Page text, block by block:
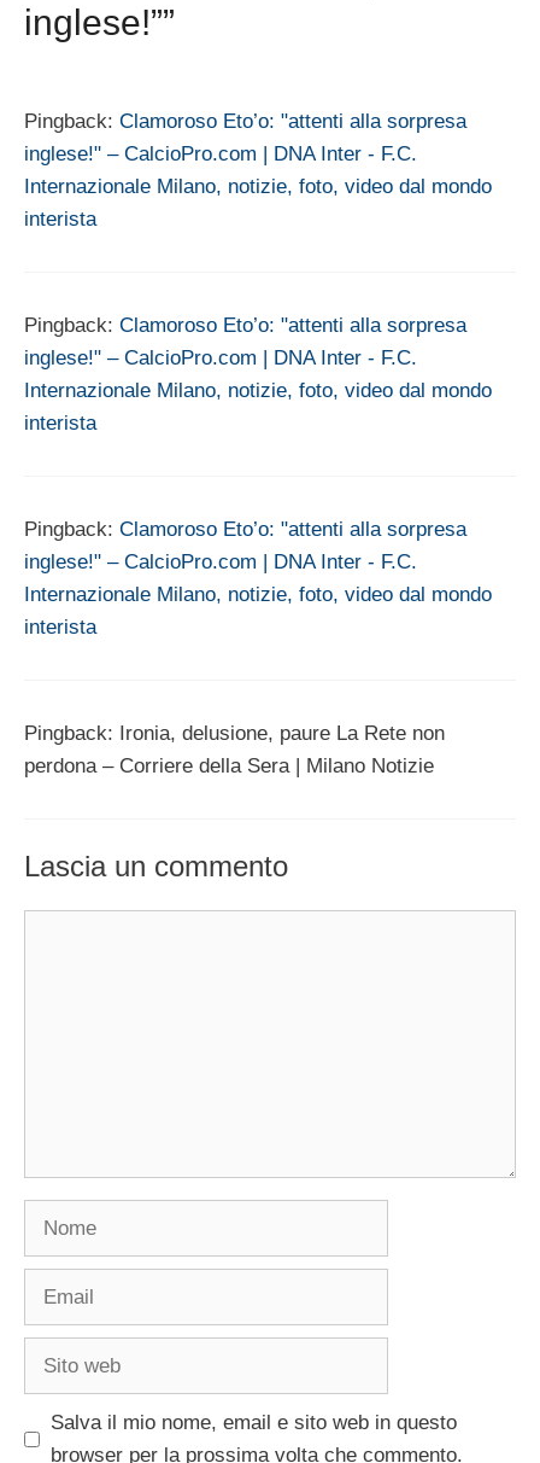
inglese!””
Pingback: Clamoroso Eto’o: "attenti alla sorpresa
inglese!" – CalcioPro.com | DNA Inter - F.C.
Internazionale Milano, notizie, foto, video dal mondo
interista
Pingback: Clamoroso Eto’o: "attenti alla sorpresa
inglese!" – CalcioPro.com | DNA Inter - F.C.
Internazionale Milano, notizie, foto, video dal mondo
interista
Pingback: Clamoroso Eto’o: "attenti alla sorpresa
inglese!" – CalcioPro.com | DNA Inter - F.C.
Internazionale Milano, notizie, foto, video dal mondo
interista
Pingback: Ironia, delusione, paure La Rete non
perdona – Corriere della Sera | Milano Notizie
Lascia un commento
Nome
Email
Sito
Salva il mio nome, email e sito web in questo
browser per la prossima volta che commento.